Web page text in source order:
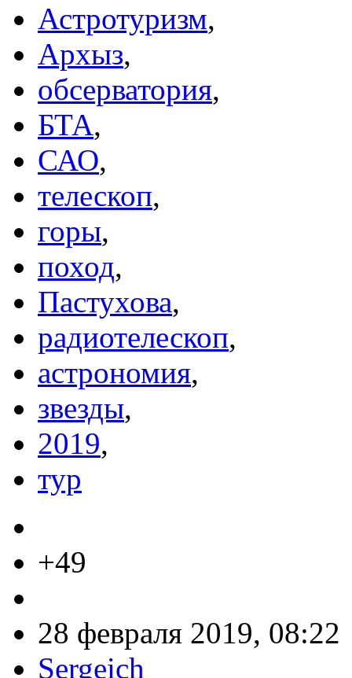
Астротуризм,
Архыз,
обсерватория,
БТА,
САО,
телескоп,
горы,
поход,
Пастухова,
радиотелескоп,
астрономия,
звезды,
2019,
тур
+49
28 февраля 2019, 08:22
Sergeich